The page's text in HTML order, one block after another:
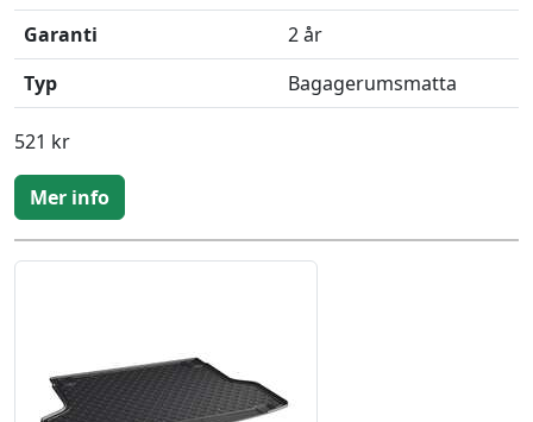
Garanti
2 år
Typ
Bagagerumsmatta
521 kr
Mer info